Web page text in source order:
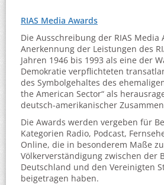
RIAS Media Awards
Die Ausschreibung der RIAS
Anerkennung der Leistungen des
Jahren 1946 bis 1993 als eine der
Demokratie verpflichteten
des Symbolgehaltes des
the American Sector“ als
deutsch-amerikanischer
Die Awards werden vergeben für
Kategorien Radio, Podcast,
Online, die in besonderem Maße
Völkerverständigung zwischen der
Deutschland und den Vereinigten
beigetragen haben.